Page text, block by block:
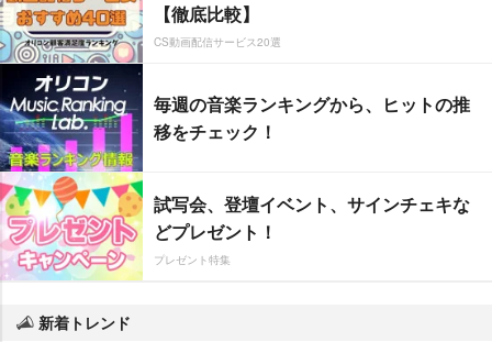
【徹底比較】
CS動画配信サービス20選
毎週の音楽ランキングから、ヒットの推
移をチェック！
試写会、登壇イベント、サインチェキな
どプレゼント！
プレゼント特集
新着トレンド